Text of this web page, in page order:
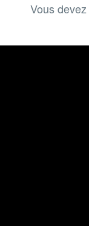
Vous devez